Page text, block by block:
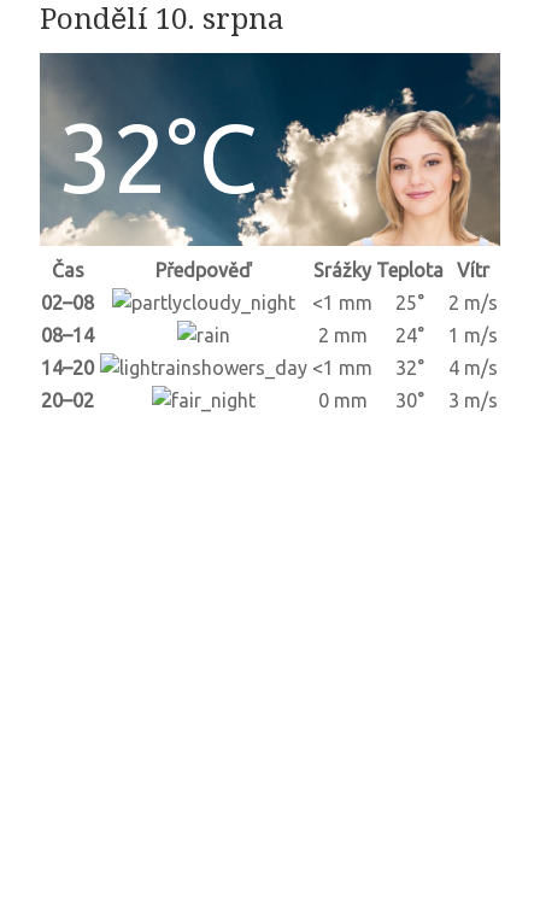
Pondělí 10. srpna
32°C
Čas Předpověď Srážky Teplota
Vítr
02–08
<1 mm 25°
2 m/s
08–14
2 mm 24°
1 m/s
14–20
<1 mm 32°
4 m/s
20–02
0 mm 30° 3 m/s